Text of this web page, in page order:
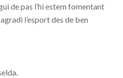
de pas l’hi estem fomentant
l’esport des de ben